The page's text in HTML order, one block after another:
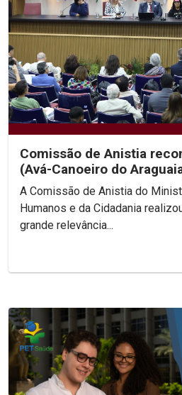
Comissão de Anistia
(Avá-Canoeiro do
político coletivo
A Comissão de Anistia do
Humanos e da Cidadania
grande relevância...